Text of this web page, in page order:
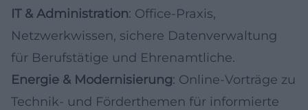
IT & Administration: Office-Praxis,
Netzwerkwissen, sichere Datenverwaltung
für Berufstätige und Ehrenamtliche.
Energie & Modernisierung: Online-Vorträge zu
Technik- und Förderthemen für informierte